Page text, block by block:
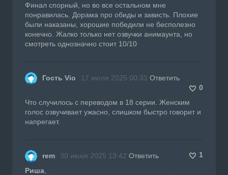
Финал спорный, но во все остальном мне
понравилась. Дорама про обиды и зависть. Плохие
были наказаны, хорошие победили не бесполезно
конечно. Жалко только нет озвучки анимаунта, но
смотреть однозначно стоит 10/10
Гость Vio 17 июля 2025 00:33 Ответить
0
Что случилось с переводом в 18 серии. Женским
голос озвучивает ужасно, слишком быстро говорит и
напрегает.
rem 30 июня 2025 13:42 Ответить
1
Риша